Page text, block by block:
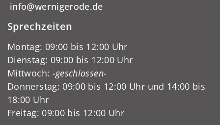
info@wernigerode.de
Sprechzeiten
Montag: 09:00 bis 12:00 Uhr
Dienstag: 09:00 bis 12:00 Uhr
Mittwoch: -geschlossen-
Donnerstag: 09:00 bis 12:00 Uhr und 14:00 bis
18:00 Uhr
Freitag: 09:00 bis 12:00 Uhr